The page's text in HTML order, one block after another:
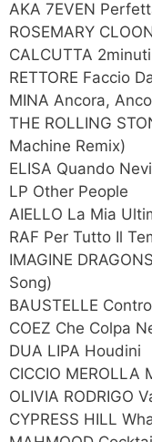
AKA 7EVEN
ROSEMARY
CALCUTTA 2minuti
RETTORE Faccio
MINA Ancora,
THE ROLLING
Machine Remix)
ELISA Quando
LP Other People
AIELLO La Mia
RAF Per Tutto Il
IMAGINE
Song)
BAUSTELLE
COEZ Che Colpa
DUA LIPA Houdini
CICCIO MEROLLA
OLIVIA RODRIGO
CYPRESS HILL